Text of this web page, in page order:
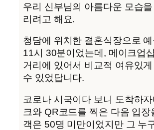
우리 신부님의 아름다운 모습
리려고 해요.
청담에 위치한 결혼식장으로
11시 30분이었는데, 메이크업
거리에 있어서 비교적 여유있
수 있었답니다.
코로나 시국이다 보니 도착하
크와 QR코드를 찍은 다음 입장
객은 50명 미만이었지만 그 누